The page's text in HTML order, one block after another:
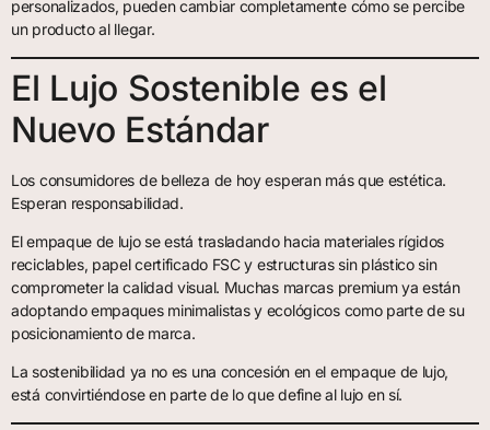
personalizados, pueden cambiar completamente cómo se percibe
un producto al llegar.
El Lujo Sostenible es el
Nuevo Estándar
Los consumidores de belleza de hoy esperan más que estética.
Esperan responsabilidad.
El empaque de lujo se está trasladando hacia materiales rígidos
reciclables, papel certificado FSC y estructuras sin plástico sin
comprometer la calidad visual. Muchas marcas premium ya están
adoptando empaques minimalistas y ecológicos como parte de su
posicionamiento de marca.
La sostenibilidad ya no es una concesión en el empaque de lujo,
está convirtiéndose en parte de lo que define al lujo en sí.